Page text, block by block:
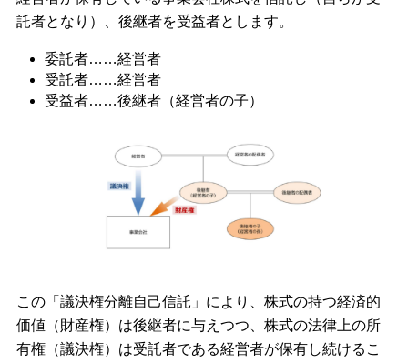
託者となり）、後継者を受益者とします。
委託者……経営者
受託者……経営者
受益者……後継者（経営者の子）
この「議決権分離自己信託」により、株式の持つ経済的
価値（財産権）は後継者に与えつつ、株式の法律上の所
有権（議決権）は受託者である経営者が保有し続けるこ